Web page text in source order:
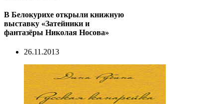
В Белокурихе открыли книжную
выставку «Затейники и
фантазёры Николая Носова»
26.11.2013